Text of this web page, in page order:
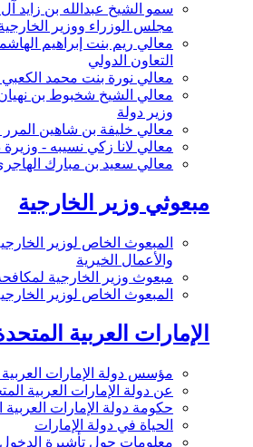
سمو الشيخ عبدالله بن زايد
مجلس الوزراء ووزير
معالي ريم بنت إبراهيم
التعاون الدولي
معالي نورة بنت محمد الكعبي
معالي الشيخ شخبوط بن
وزير دولة
معالي خليفة بن شاهين المرر
معالي لانا زكي نسيبه - وزيرة
معالي سعيد بن مبارك
مبعوثي وزير الخارجية
المبعوث الخاص لوزير
والأعمال الخيرية
مبعوث وزير الخارجية
المبعوث الخاص لوزير
الإمارات العربية
مؤسس دولة الإمارات العربية
عن دولة الإمارات العربية
حكومة دولة الإمارات العربية
الحياة في دولة الإمارات
معلومات حول تأشيرة الدخول